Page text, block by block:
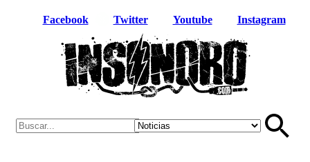
Facebook Twitter Youtube Instagram